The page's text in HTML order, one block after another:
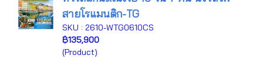
สายโรแมนติก-TG
SKU : 2610-WTG0610CS
฿135,900
(Product)